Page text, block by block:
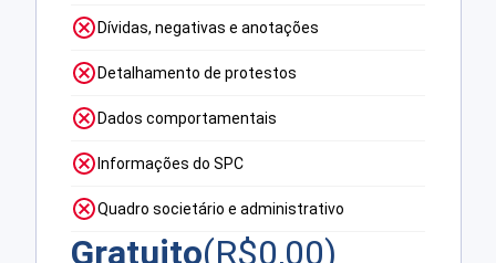
Dívidas, negativas e anotações
Detalhamento de protestos
Dados comportamentais
Informações do SPC
Quadro societário e administrativo
Gratuito(R$0,00)